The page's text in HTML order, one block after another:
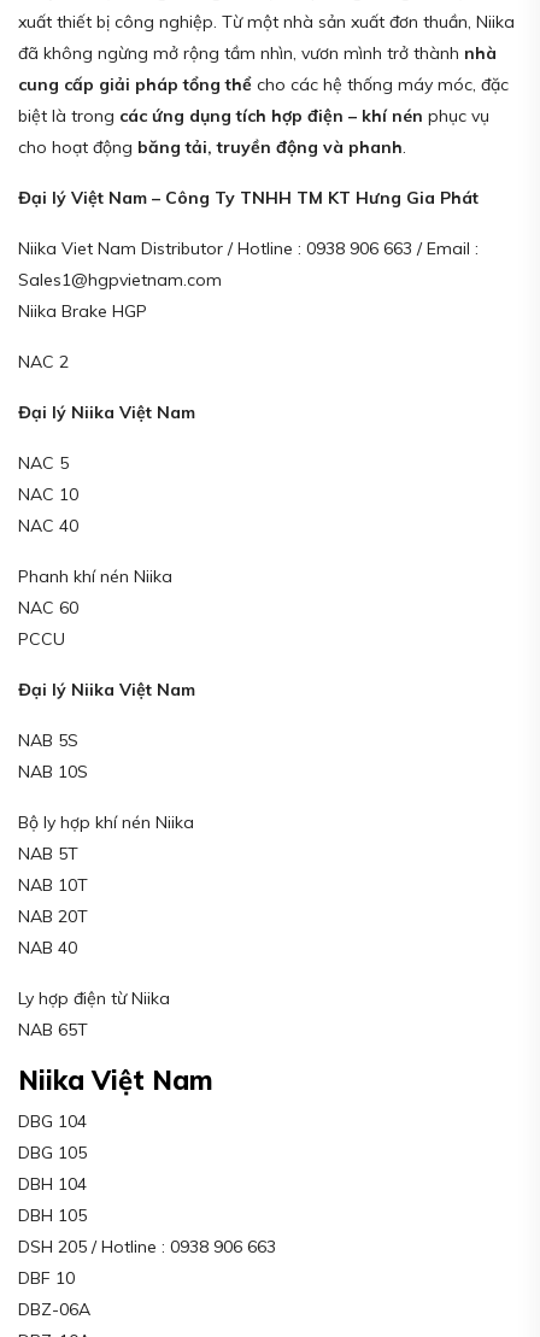
xuất thiết bị công nghiệp. Từ một nhà sản xuất đơn thuần, Niika
đã không ngừng mở rộng tầm nhìn, vươn mình trở thành nhà
cung cấp giải pháp tổng thể cho các hệ thống máy móc, đặc
biệt là trong các ứng dụng tích hợp điện – khí nén phục vụ
cho hoạt động băng tải, truyền động và phanh.
Đại lý Việt Nam – Công Ty TNHH TM KT Hưng Gia Phát
Niika Viet Nam Distributor / Hotline : 0938 906 663 / Email :
Sales1@hgpvietnam.com
Niika Brake HGP
NAC 2
Đại lý Niika Việt Nam
NAC 5
NAC 10
NAC 40
Phanh khí nén Niika
NAC 60
PCCU
Đại lý Niika Việt Nam
NAB 5S
NAB 10S
Bộ ly hợp khí nén Niika
NAB 5T
NAB 10T
NAB 20T
NAB 40
Ly hợp điện từ Niika
NAB 65T
Niika Việt Nam
DBG 104
DBG 105
DBH 104
DBH 105
DSH 205 / Hotline : 0938 906 663
DBF 10
DBZ-06A